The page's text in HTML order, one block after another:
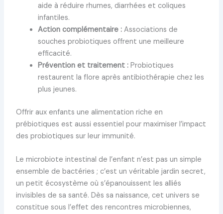
aide à réduire rhumes, diarrhées et coliques
infantiles.
Action complémentaire :Associations de
souches probiotiques offrent une meilleure
efficacité.
Prévention et traitement :Probiotiques
restaurent la flore après antibiothérapie chez les
plus jeunes.
Offrir aux enfants une alimentation riche en
prébiotiques est aussi essentiel pour maximiser l’impact
des probiotiques sur leur immunité.
Le microbiote intestinal de l’enfant n’est pas un simple
ensemble de bactéries ; c’est un véritable jardin secret,
un petit écosystème où s’épanouissent les alliés
invisibles de sa santé. Dès sa naissance, cet univers se
constitue sous l’effet des rencontres microbiennes,